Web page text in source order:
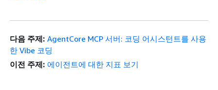
다음 주제: AgentCore MCP 서버: 코딩 어시스턴트를 사용
한 Vibe 코딩
이전 주제: 에이전트에 대한 지표 보기